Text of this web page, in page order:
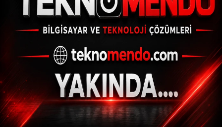
Sivas'ın Kangal ilçesinde dünyada tek olma
özelliği taşıyan Balıklı Kaplıca ile aynı
özellikleri taşıyan Kalkım Kaplıcası, doktor
balıkları ve...
ABONE OL